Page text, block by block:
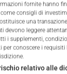
fornite hanno
consigli di
una
devono leggere
i supplementi,
per conoscere i
relativo alle